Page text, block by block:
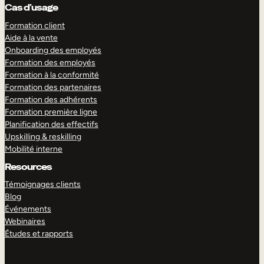
Cas d’usage
Formation client
Aide à la vente
Onboarding des employés
Formation des employés
Formation à la conformité
Formation des partenaires
Formation des adhérents
Formation première ligne
Planification des effectifs
Upskilling & reskilling
Mobilité interne
Resources
Témoignages clients
Blog
Événements
Webinaires
Études et rapports